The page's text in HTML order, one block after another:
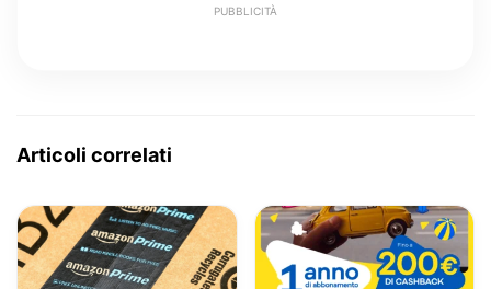
PUBBLICITÀ
Articoli correlati